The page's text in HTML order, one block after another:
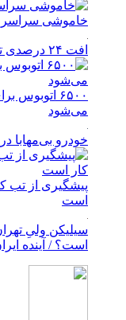
خاموشی
افت ۲۴ درصدی تولید خودرو در کشور
۶۵۰۰
می‌شود
خودرو بی‌مهابا
پیشگیری از تب
است
است؟ / آینده